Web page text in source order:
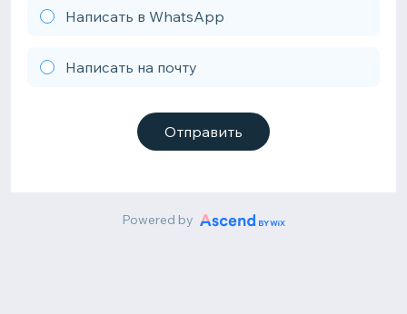
Написать в WhatsApp
Написать на почту
Отправить
Powered by